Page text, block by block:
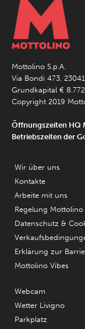
Mottolino S.p.A.
Via Bondi 473,
Grundkapital €
Copyright 2019
Öffnungszeiten HQ
Betriebszeiten der
Wir über uns
Kontakte
Arbeite mit uns
Regelung Mottolino
Datenschutz &
Erklärung zur
Mottolino Vibes
Webcam
Wetter Livigno
Parkplatz